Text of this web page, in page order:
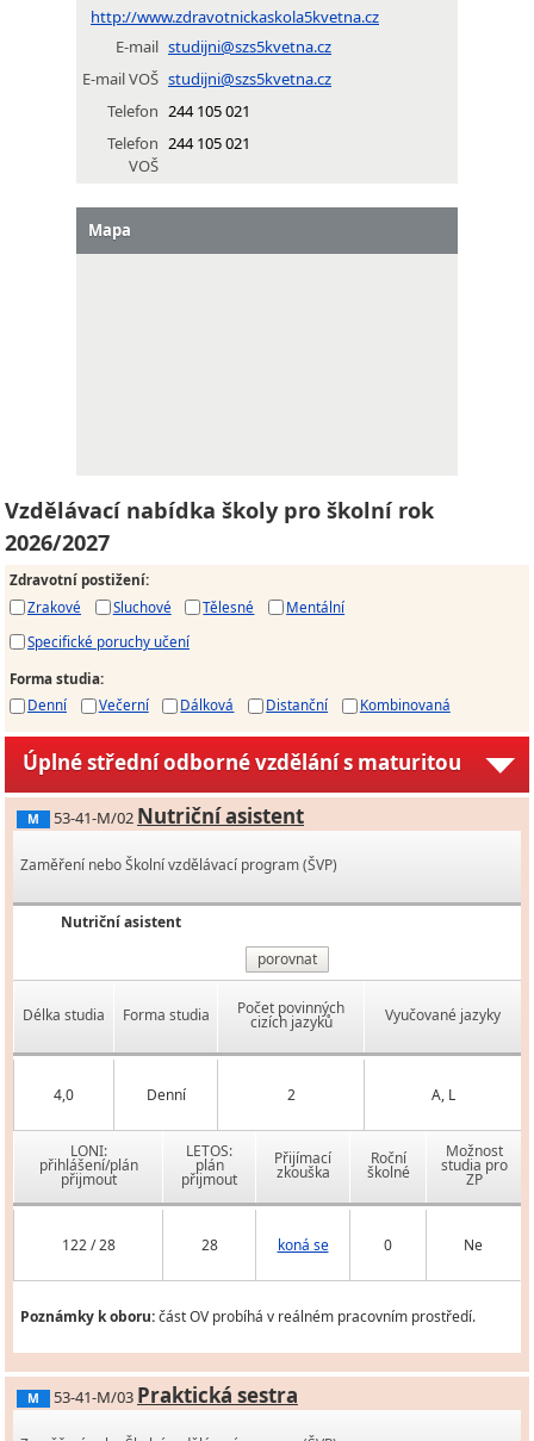
http://www.zdravotnickaskola5kvetna.cz
E-mail studijni@szs5kvetna.cz
E-mail VOŠ studijni@szs5kvetna.cz
Telefon 244 105 021
Telefon
VOŠ
244 105 021
Mapa
Vzdělávací nabídka školy pro školní rok
2026/2027
Zdravotní postižení:
Zrakové
Sluchové Tělesné
Mentální
Specifické poruchy učení
Forma studia:
Denní
Večerní Dálková Distanční Kombinovaná
Úplné střední odborné vzdělání s maturitou
M 53-41-M/02 Nutriční asistent
Zaměření nebo Školní vzdělávací program (ŠVP)
Nutriční asistent
porovnat
Délka studia Forma studia Počet povinných
cizích jazyků Vyučované jazyky
4,0 Denní 2 A, L
LONI:
přihlášení/plán
přijmout
LETOS:
plán
přijmout
Přijímací
zkouška
Roční
školné
Možnost
studia pro
ZP
122 / 28 28 koná se 0 Ne
Poznámky k oboru:část OV probíhá v reálném pracovním prostředí.
M 53-41-M/03 Praktická sestra